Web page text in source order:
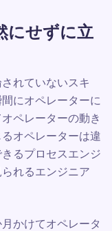
にせずに立
れていないスキ
にオペレーターに
ペレーターの動き
オペレーターは違
るプロセスエンジ
れるエンジニア
かけてオペレータ